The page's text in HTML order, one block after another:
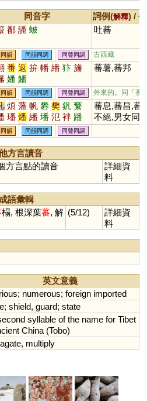
同音字 詞例(解釋) /
鄱 譒 蚾 吐蕃
同韻 同韻同調 同聲同調 古西藏
番 返 拚 幡 繙 犿 旛
嬏 鱕
蕃薯,蕃邦
同韻 同韻同調 同聲同調 外來的。同「番
煩 藩 帆 礬 樊 釩 蘩
璠 燔 繙 墦 氾 袢 蹯
柉 杋 勫 瀪 汎 鷭 蠜
羳 薠 笲 軓 膰
蕃息,蕃昌,蕃
不絕,男女同
姓，其生不蕃
(《左傳·僖公二
同韻 同韻同調 同聲同調
方言讀音
方言點的讀音
詳細資
料
成語彙輯
榻, 根深葉蕃, 解 (5/12)
詳細資
料
英文意義
; numerous; foreign imported
; shield, guard; state
syllable of the name for Tibet
China(Tobo)
, multiply